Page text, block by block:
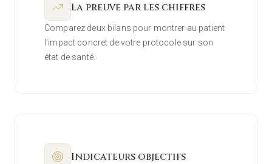
La preuve par les chiffres
Comparez deux bilans pour montrer au patient
l'impact concret de votre protocole sur son
état de santé.
Indicateurs objectifs